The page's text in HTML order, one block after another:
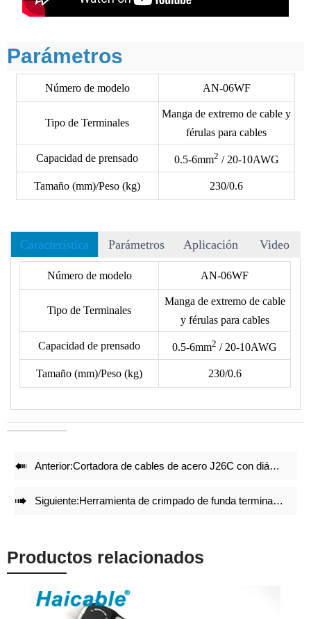
Parámetros
Número de modelo AN-06WF
Tipo de Terminales
Manga de extremo de cable y
férulas para cables
Capacidad de prensado 0.5-6mm2 / 20-10AWG
Tamaño (mm)/Peso (kg) 230/0.6
Característica Parámetros Aplicación Video
Número de modelo AN-06WF
Tipo de Terminales
Manga de extremo de cable
y férulas para cables
Capacidad de prensado 0.5-6mm2 / 20-10AWG
Tamaño (mm)/Peso (kg) 230/0.6
• Hay más de 40 moldes para elegir, y aceptamos moldes
OEM.
• El siguiente formato no incluye los terminales, consulte el
tipo de terminal en nuestro dibujo de moldes.
• Reduce un 50% de energía al crimpar.
con mecanismo de auto liberación garantizan un efecto de
• Ajuste preciso antes de la entrega de fábrica.
 Anterior:Cortadora de cables de acero J26C con diámetro máximo de Φ26 mm
 Siguiente:Herramienta de crimpado de funda terminal y férulas para cables AN-16WF
Productos relacionados